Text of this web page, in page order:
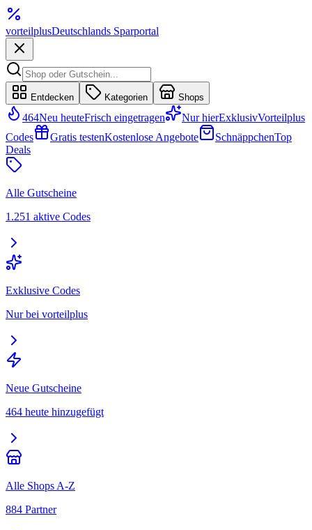
vorteilplusDeutschlands Sparportal
Entdecken Kategorien Shops
464Neu heuteFrisch eingetragen Nur hierExklusivVorteilplus
Codes
Gratis testenKostenlose Angebote SchnäppchenTop
Deals
Alle Gutscheine
1.251 aktive Codes
Exklusive Codes
Nur bei vorteilplus
Neue Gutscheine
464 heute hinzugefügt
Alle Shops A-Z
884 Partner